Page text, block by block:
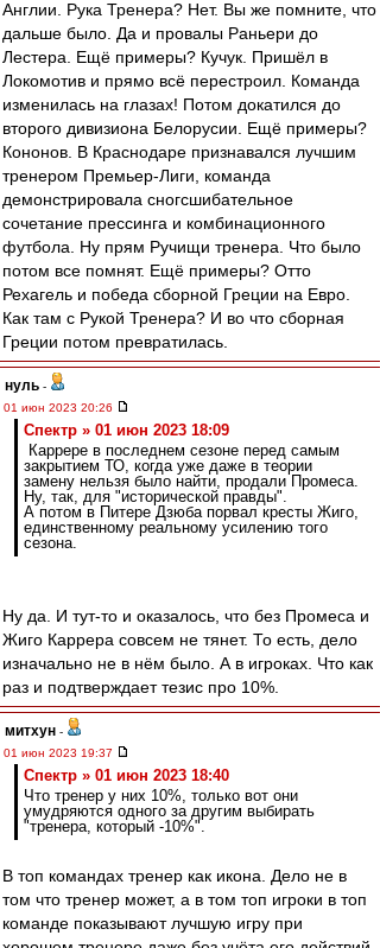
Англии. Рука Тренера? Нет. Вы же помните, что
дальше было. Да и провалы Раньери до
Лестера. Ещё примеры? Кучук. Пришёл в
Локомотив и прямо всё перестроил. Команда
изменилась на глазах! Потом докатился до
второго дивизиона Белорусии. Ещё примеры?
Кононов. В Краснодаре признавался лучшим
тренером Премьер-Лиги, команда
демонстрировала сногсшибательное
сочетание прессинга и комбинационного
футбола. Ну прям Ручищи тренера. Что было
потом все помнят. Ещё примеры? Отто
Рехагель и победа сборной Греции на Евро.
Как там с Рукой Тренера? И во что сборная
Греции потом превратилась.
нуль -
01 июн 2023 20:26
Спектр » 01 июн 2023 18:09
Каррере в последнем сезоне перед самым
закрытием ТО, когда уже даже в теории
замену нельзя было найти, продали Промеса.
Ну, так, для "исторической правды".
А потом в Питере Дзюба порвал кресты Жиго,
единственному реальному усилению того
сезона.
Ну да. И тут-то и оказалось, что без Промеса и
Жиго Каррера совсем не тянет. То есть, дело
изначально не в нём было. А в игроках. Что как
раз и подтверждает тезис про 10%.
митхун -
01 июн 2023 19:37
Спектр » 01 июн 2023 18:40
Что тренер у них 10%, только вот они
умудряются одного за другим выбирать
"тренера, который -10%".
В топ командах тренер как икона. Дело не в
том что тренер может, а в том топ игроки в топ
команде показывают лучшую игру при